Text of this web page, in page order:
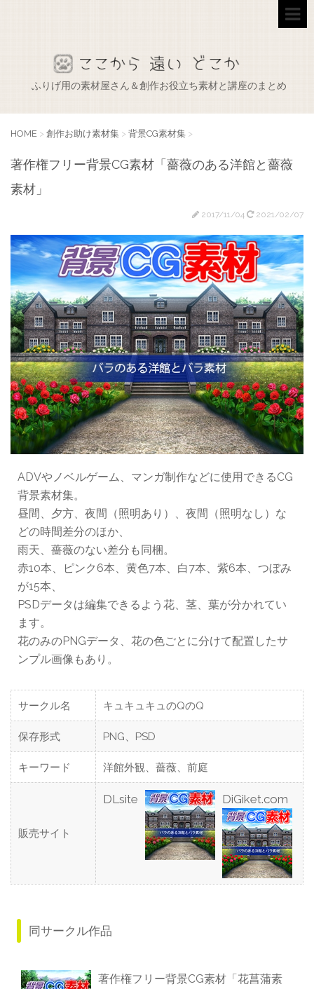
ふりげ用の素材屋さん＆創作お役立ち素材と講座のまとめ
HOME > 創作お助け素材集 > 背景CG素材集 >
著作権フリー背景CG素材「薔薇のある洋館と薔薇
素材」
2017/11/04 2021/02/07
ADVやノベルゲーム、マンガ制作などに使用できるCG
背景素材集。
昼間、夕方、夜間（照明あり）、夜間（照明なし）な
どの時間差分のほか、
雨天、薔薇のない差分も同梱。
赤10本、ピンク6本、黄色7本、白7本、紫6本、つぼみ
が15本、
PSDデータは編集できるよう花、茎、葉が分かれてい
ます。
花のみのPNGデータ、花の色ごとに分けて配置したサ
ンプル画像もあり。
サークル名 キュキュキュのQのQ
保存形式 PNG、PSD
キーワード 洋館外観、薔薇、前庭
販売サイト
DLsite DiGiket.com
同サークル作品
著作権フリー背景CG素材「花菖蒲素